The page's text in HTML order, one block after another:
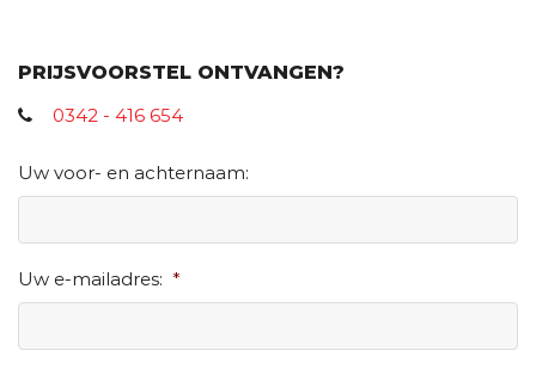
PRIJSVOORSTEL ONTVANGEN?
0342 - 416 654
Uw voor- en achternaam:
Uw e-mailadres: *